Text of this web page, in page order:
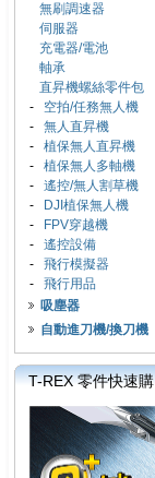
無刷調速器
伺服器
充電器/電池
軸承
直昇機螺絲零件包
- 空拍/任務無人機
- 無人直昇機
- 植保無人直昇機
- 植保無人多軸機
- 遙控/無人割草機
-
DJI植保無人機
-
FPV穿越機
- 遙控設備
- 飛行模擬器
- 飛行用品
吸塵器
自動進刀機/換刀機
T-REX 零件快速購